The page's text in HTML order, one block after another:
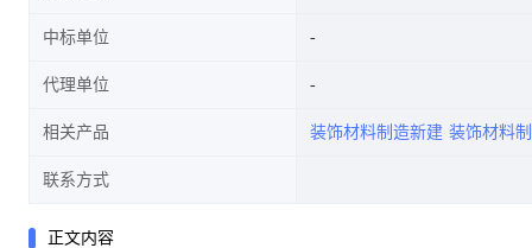
中标单位
代理单位
相关产品 装饰材料制造新建 装饰材料
联系方式
正文内容